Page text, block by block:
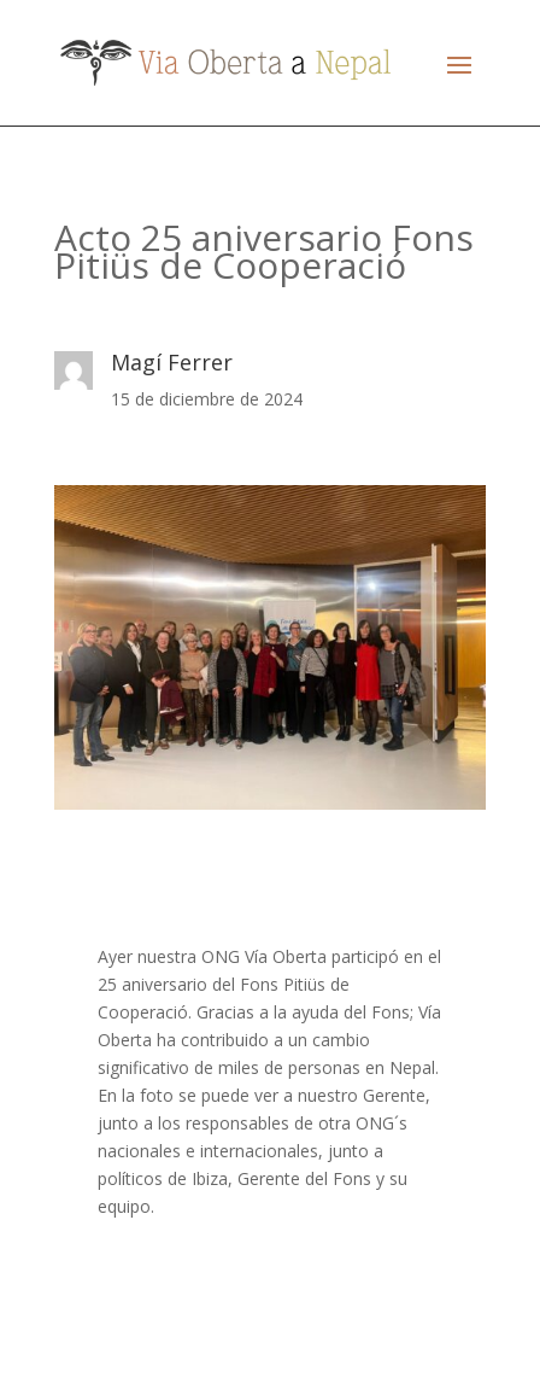
Acto 25 aniversario Fons
Pitiüs de Cooperació
Magí Ferrer
15 de diciembre de 2024
Ayer nuestra ONG Vía Oberta participó en el
25 aniversario del Fons Pitiüs de
Cooperació. Gracias a la ayuda del Fons; Vía
Oberta ha contribuido a un cambio
significativo de miles de personas en Nepal.
En la foto se puede ver a nuestro Gerente,
junto a los responsables de otra ONG´s
nacionales e internacionales, junto a
políticos de Ibiza, Gerente del Fons y su
equipo.